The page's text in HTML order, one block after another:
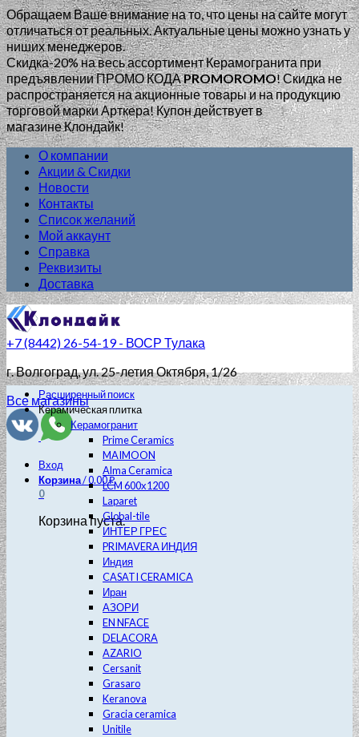
Обращаем Ваше внимание на то, что цены на сайте могут
отличаться от реальных. Актуальные цены можно узнать у
ниших менеджеров.
Скидка-20% на весь ассортимент Керамогранита при
предъявлении ПРОМО КОДАPROMOROMO!Скидка не
распространяется на акционные товары и на продукцию
торговой марки Арткера! Купон действует в
магазине Клондайк!
О компании
Акции & Скидки
Новости
Контакты
Список желаний
Мой аккаунт
Справка
Реквизиты
Доставка
+7 (8442) 26-54-19 - ВОСР Тулака
г. Волгоград, ул. 25-летия Октября, 1/26
Все магазины
Вход
Корзина/0.00₽
0
Корзина пуста.
Расширенный поиск
Керамическая плитка
Керамогранит
Prime Ceramics
MAIMOON
Alma Ceramica
LCM 600х1200
Laparet
Global-tile
ИНТЕР ГРЕС
PRIMAVERA ИНДИЯ
Индия
CASATI CERAMICA
Иран
АЗОРИ
EN NFACE
DELACORA
AZARIO
Cersanit
Grasaro
Keranova
Gracia ceramica
Unitile